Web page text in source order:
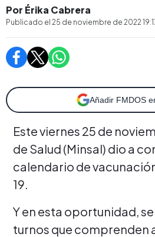
Por Érika Cabrera
Publicado el 25 de noviembre de 2022
Añadir FMDOS
Este viernes 25 de
de Salud (Minsal) dio a
calendario de
19.
Y en esta oportunidad,
turnos que comprenden